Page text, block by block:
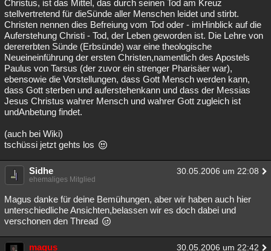
Christus, ist das Mittel, das durch seinen Tod am Kreuz
stellvertretend für dieSünde aller Menschen leidet und stirbt.
Christen nennen dies Befreiung vom Tod oder - imHinblick auf die
Auferstehung Christi - Tod, der Leben geworden ist. Die Lehre von
derererbten Sünde (Erbsünde) war eine theologische
Neueineinführung der ersten Christen,namentlich des Apostels
Paulus von Tarsus (der zuvor ein strenger Pharisäer war),
ebensowie die Vorstellungen, dass Gott Mensch werden kann,
dass Gott sterben und auferstehenkann und dass der Messias
Jesus Christus wahrer Mensch und wahrer Gott zugleich ist
undAnbetung findet.
(auch bei Wiki)
tschüssi jetzt gehts los
Sidhe 30.05.2006 um 22:08
ehemaliges Mitglied
Magus danke für deine Bemühungen, aber wir haben auch hier
unterschiedliche Ansichten,belassen wir es doch dabei und
verschonen den Thread
magus 30.05.2006 um 22:42